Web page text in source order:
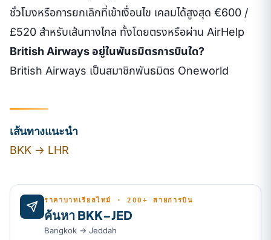
ชั่วโมงหรือการยกเลิกที่เข้าเงื่อนไข เคลมได้สูงสุด €600 /
£520 สำหรับเส้นทางไกล ทั้งโดยตรงหรือผ่าน AirHelp
British Airways อยู่ในพันธมิตรการบินใด?
British Airways เป็นสมาชิกพันธมิตร Oneworld
เส้นทางแนะนำ
BKK → LHR
ราคาบาทเรียลไทม์ · 200+ สายการบิน
ค้นหา BKK–JED
Bangkok → Jeddah